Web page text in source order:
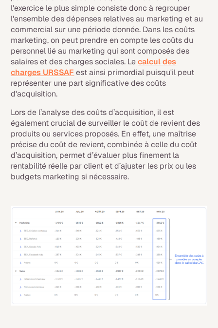
l'exercice le plus simple consiste donc à regrouper
l'ensemble des dépenses relatives au marketing et au
commercial sur une période donnée. Dans les coûts
marketing, on peut prendre en compte les coûts du
personnel lié au marketing qui sont composés des
salaires et des charges sociales. Lecalcul des
charges URSSAF est ainsi primordial puisqu'il peut
représenter une part significative des coûts
d'acquisition.
Lors de l’analyse des coûts d’acquisition, il est
également crucial de surveiller le coût de revient des
produits ou services proposés. En effet, une maîtrise
précise du coût de revient, combinée à celle du coût
d’acquisition, permet d’évaluer plus finement la
rentabilité réelle par client et d’ajuster les prix ou les
budgets marketing si nécessaire.